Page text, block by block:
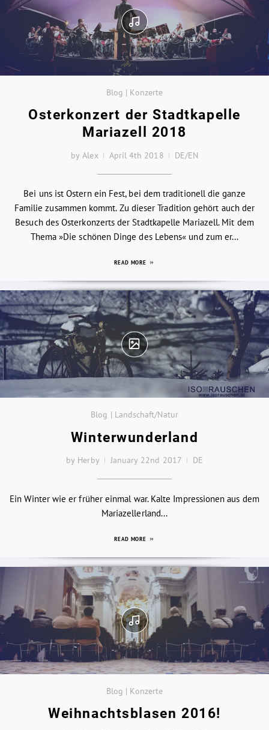
Blog | Konzerte
Osterkonzert der Stadtkapelle
Mariazell 2018
by Alex April 4th 2018 DE/EN
Bei uns ist Ostern ein Fest, bei dem traditionell die ganze
Familie zusammen kommt. Zu dieser Tradition gehört auch der
Besuch des Osterkonzerts der Stadtkapelle Mariazell. Mit dem
Thema »Die schönen Dinge des Lebens« und zum er...
READ MORE
Blog | Landschaft/Natur
Winterwunderland
by Herby January 22nd 2017 DE
Ein Winter wie er früher einmal war. Kalte Impressionen aus dem
Mariazellerland...
READ MORE
Blog | Konzerte
Weihnachtsblasen 2016!